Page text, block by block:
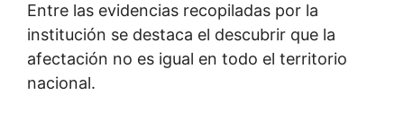
Entre las evidencias recopiladas por la
institución se destaca el descubrir que la
afectación no es igual en todo el territorio
nacional.